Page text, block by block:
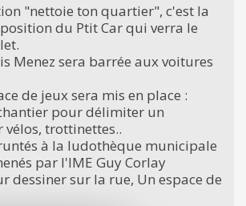
"nettoie ton quartier", c'est la
du Ptit Car qui verra le
Menez sera barrée aux voitures
de jeux sera mis en place :
pour délimiter un
trottinettes..
à la ludothèque municipale
par l'IME Guy Corlay
dessiner sur la rue, Un espace de